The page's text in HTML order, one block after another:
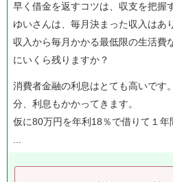
早く借金を返すコツは、収支を把握
ゆいさんは、毎月決まった収入はあ
収入から毎月かかる最低限の生活費
にいくら残りますか？
消費者金融の利息はとても高いです
分、利息もかかってきます。
仮に80万円を年利18％で借りて１年